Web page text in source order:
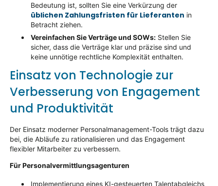
Bedeutung ist, sollten Sie eine Verkürzung der
üblichen Zahlungsfristen für Lieferanten in
Betracht ziehen.
Vereinfachen Sie Verträge und SOWs: Stellen Sie
sicher, dass die Verträge klar und präzise sind und
keine unnötige rechtliche Komplexität enthalten.
Einsatz von Technologie zur
Verbesserung von Engagement
und Produktivität
Der Einsatz moderner Personalmanagement-Tools trägt dazu
bei, die Abläufe zu rationalisieren und das Engagement
flexibler Mitarbeiter zu verbessern.
Für Personalvermittlungsagenturen
Implementierung eines KI-gesteuerten Talentabgleichs